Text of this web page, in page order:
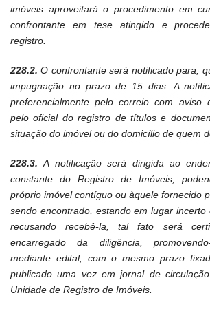
imóveis aproveitará o procedimento em
confrontante em tese atingido e
registro.
228.2.O confrontante será notificado para,
impugnação no prazo de 15 dias. A
preferencialmente pelo correio com aviso
pelo oficial do registro de títulos e
situação do imóvel ou do domicílio de quem
228.3.A notificação será dirigida ao
constante do Registro de Imóveis,
próprio imóvel contíguo ou àquele fornecido
sendo encontrado, estando em lugar
recusando recebê-la, tal fato será
encarregado da diligência,
mediante edital, com o mesmo prazo
publicado uma vez em jornal de
Unidade de Registro de Imóveis.